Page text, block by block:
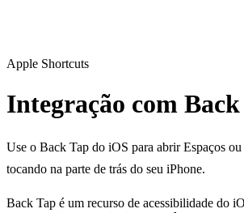
Apple Shortcuts
Integração com Back
Use o Back Tap do iOS para abrir Espaços
tocando na parte de trás do seu iPhone.
Back Tap é um recurso de acessibilidade do